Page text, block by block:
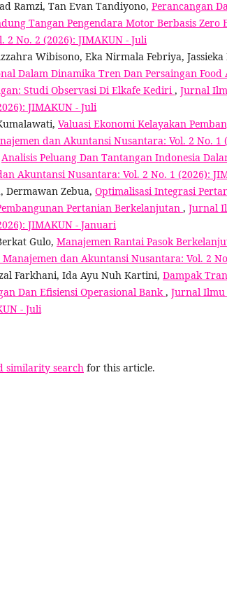
Ramzi, Tan Evan Tandiyono, Perancangan
Tangan Pengendara Motor Berbasis Zero
No. 2 (2026): JIMAKUN - Juli
Wibisono, Eka Nirmala Febriya,
Dalam Dinamika Tren Dan Persaingan Food
Studi Observasi Di Elkafe Kediri, Jurnal
JIMAKUN - Juli
Valuasi Ekonomi Kelayakan
dan Akuntansi Nusantara: Vol. 2 No. 1
Analisis Peluang Dan Tantangan Indonesia
Akuntansi Nusantara: Vol. 2 No. 1 (2026):
Dermawan Zebua, Optimalisasi Integrasi
Pertanian Berkelanjutan , Jurnal
JIMAKUN - Januari
Gulo, Manajemen Rantai Pasok
dan Akuntansi Nusantara: Vol. 2
Farkhani, Ida Ayu Nuh Kartini, Dampak
Dan Efisiensi Operasional Bank, Jurnal Ilmu
- Juli
similarity search for this article.